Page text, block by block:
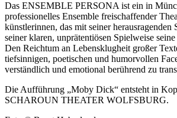
Das ENSEMBLE PERSONA ist ein in
professionelles Ensemble freischaffender
künstlerinnen, das mit seiner herausragenden
seiner klaren, unprätentiösen Spielweise
Den Reichtum an Lebensklugheit großer
tiefsinnigen, poetischen und humorvollen
verständlich und emotional berührend zu
Die Aufführung „Moby Dick“ entsteht in
SCHAROUN THEATER WOLFSBURG.